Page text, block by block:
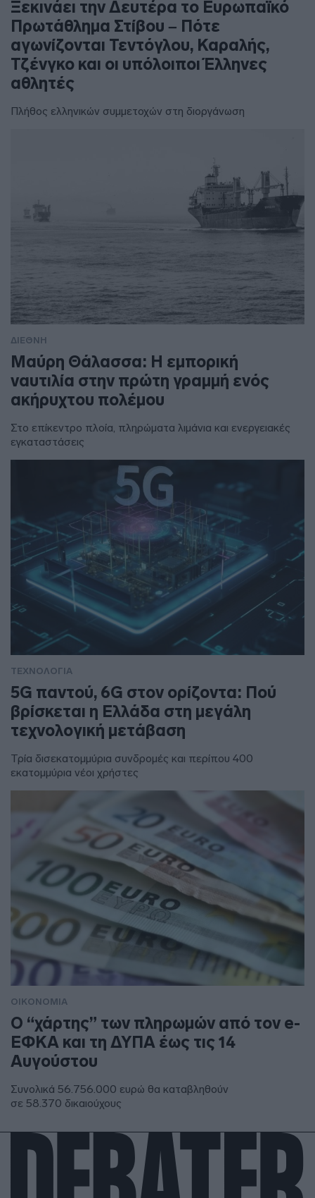
Ξεκινάει την Δευτέρα το Ευρωπαϊκό
Πρωτάθλημα Στίβου – Πότε
αγωνίζονται Τεντόγλου, Καραλής,
Τζένγκο και οι υπόλοιποι Έλληνες
αθλητές
Πλήθος ελληνικών συμμετοχών στη διοργάνωση
ΔΙΕΘΝΗ
Μαύρη Θάλασσα: Η εμπορική
ναυτιλία στην πρώτη γραμμή ενός
ακήρυχτου πολέμου
Στο επίκεντρο πλοία, πληρώματα λιμάνια και ενεργειακές
εγκαταστάσεις
ΤΕΧΝΟΛΟΓΙΑ
5G παντού, 6G στον ορίζοντα: Πού
βρίσκεται η Ελλάδα στη μεγάλη
τεχνολογική μετάβαση
Τρία δισεκατομμύρια συνδρομές και περίπου 400
εκατομμύρια νέοι χρήστες
ΟΙΚΟΝΟΜΙΑ
Ο “χάρτης” των πληρωμών από τον e-
ΕΦΚΑ και τη ΔΥΠΑ έως τις 14
Αυγούστου
Συνολικά 56.756.000 ευρώ θα καταβληθούν
σε 58.370 δικαιούχους